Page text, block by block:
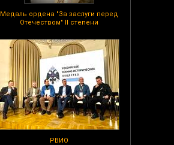
Медаль ордена "За заслуги перед
Отечеством" II степени
РВИО